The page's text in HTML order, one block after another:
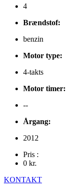
4
Brændstof:
benzin
Motor type:
4-takts
Motor timer:
--
Årgang:
2012
Pris :
0 kr.
KONTAKT